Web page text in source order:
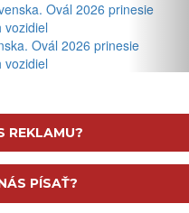
Ovál 2026 prinesie
vozidiel
REKLAMU?
PÍSAŤ?